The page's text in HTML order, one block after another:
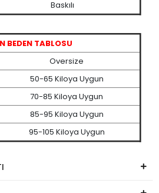
Baskılı
BEDEN TABLOSU
Oversize
50-65 Kiloya Uygun
70-85 Kiloya Uygun
85-95 Kiloya Uygun
95-105 Kiloya Uygun